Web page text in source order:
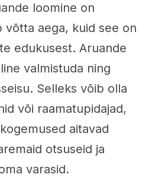
loomine on
võtta aega, kuid see on
edukusest. Aruande
valmistuda ning
Selleks võib olla
või raamatupidajad,
aitavad
otsuseid ja
varasid.